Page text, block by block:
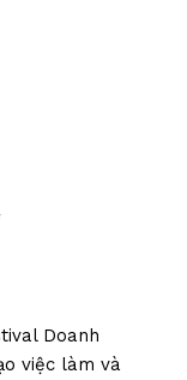
Doanh
việc làm và